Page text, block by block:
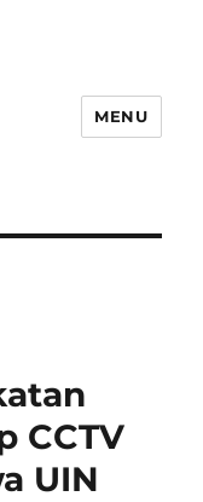
MENU
CCTV
UIN